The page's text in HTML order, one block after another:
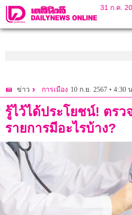
31 ก.ค.
ข่าว การเมือง 10 ก.ย. 2567 • 4:30
รู้ไว้ได้ประโยชน์! ตร
รายการมีอะไรบ้าง?